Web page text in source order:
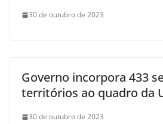
30 de outubro de 2023
Governo incorpora 433
territórios ao quadro da
30 de outubro de 2023